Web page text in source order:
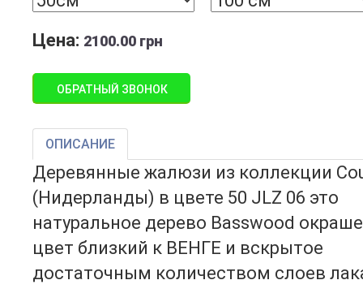
Цена: 2100.00 грн
ОБРАТНЫЙ ЗВОНОК
ОПИСАНИЕ
Деревянные жалюзи из коллекции
(Нидерланды) в цвете 50 JLZ 06 это
натуральное дерево Basswood
цвет близкий к ВЕНГЕ и вскрытое
достаточным количеством слоев